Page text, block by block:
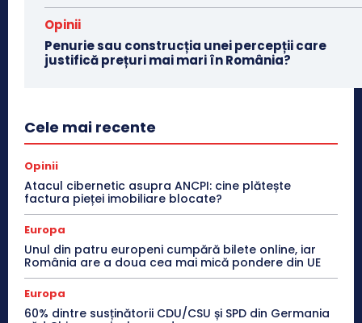
Opinii
Penurie sau construcția unei percepții care
justifică prețuri mai mari în România?
Cele mai recente
Opinii
Atacul cibernetic asupra ANCPI: cine plătește
factura pieței imobiliare blocate?
Europa
Unul din patru europeni cumpără bilete online, iar
România are a doua cea mai mică pondere din UE
Europa
60% dintre susținătorii CDU/CSU și SPD din Germania